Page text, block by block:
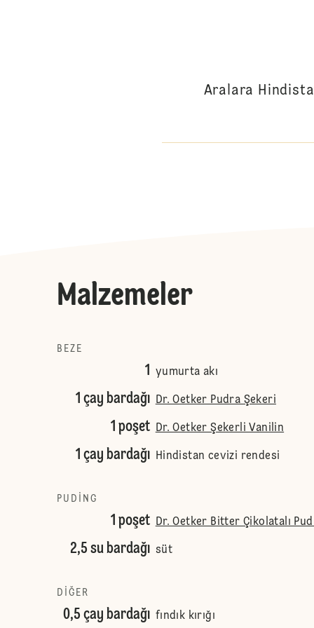
Aralara
Malzemeler
BEZE
1 yumurta akı
1 çay bardağı Dr. Oetker Pudra Şekeri
1 poşet Dr. Oetker Şekerli Vanilin
1 çay bardağı Hindistan cevizi rendesi
PUDING
1 poşet Dr. Oetker Bitter Çikolatalı
2,5 su bardağı süt
DIĞER
0,5 çay bardağı fındık kırığı